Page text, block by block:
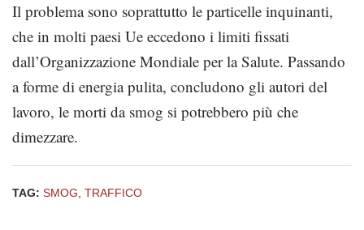
Il problema sono soprattutto le particelle inquinanti,
che in molti paesi Ue eccedono i limiti fissati
dall’Organizzazione Mondiale per la Salute. Passando
a forme di energia pulita, concludono gli autori del
lavoro, le morti da smog si potrebbero più che
dimezzare.
TAG: SMOG, TRAFFICO